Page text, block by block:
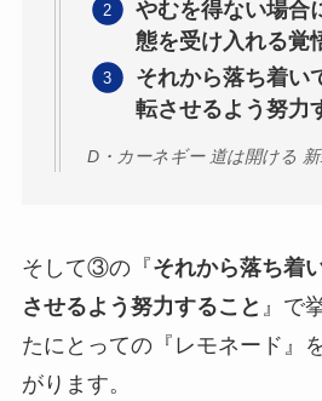
やむを得ない場合
態を受け入れる覚
それから落ち着い
転させるよう努力
D・カーネギー 道は開ける
そして③の『それから落ち着
させるよう努力すること 』で
たにとっての『レモネード』
がります。